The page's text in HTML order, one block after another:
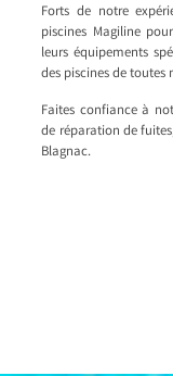
Forts de notre
piscines Magiline
leurs équipements
des piscines de toutes
Faites confiance à
de réparation de
Blagnac.